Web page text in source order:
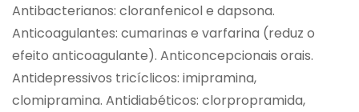
Antibacterianos: cloranfenicol e dapsona.
Anticoagulantes: cumarinas e varfarina (reduz o
efeito anticoagulante). Anticoncepcionais orais.
Antidepressivos tricíclicos: imipramina,
clomipramina. Antidiabéticos: clorpropramida,